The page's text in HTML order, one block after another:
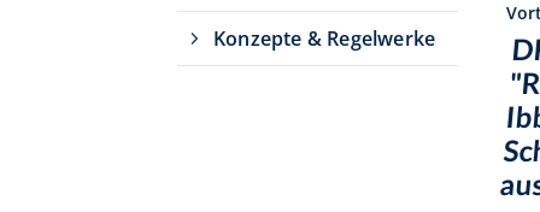
Infos für
Leistungssport
Konzepte & Regelwerke